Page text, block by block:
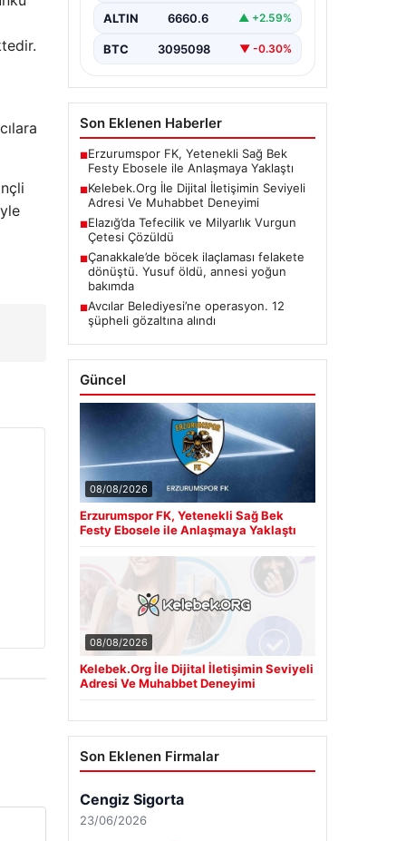
birçok…
ALTIN 6660.6 ▲ +2.59%
BTC 3095098 ▼ -0.30%
Son Eklenen Haberler
■Erzurumspor FK, Yetenekli Sağ Bek
Festy Ebosele ile Anlaşmaya Yaklaştı
■Kelebek.Org İle Dijital İletişimin Seviyeli
Adresi Ve Muhabbet Deneyimi
■Elazığ’da Tefecilik ve Milyarlık Vurgun
Çetesi Çözüldü
■Çanakkale’de böcek ilaçlaması felakete
dönüştü. Yusuf öldü, annesi yoğun
bakımda
■Avcılar Belediyesi’ne operasyon. 12
şüpheli gözaltına alındı
Güncel
08/08/2026
Erzurumspor FK, Yetenekli Sağ Bek
Festy Ebosele ile Anlaşmaya Yaklaştı
08/08/2026
Kelebek.Org İle Dijital İletişimin Seviyeli
Adresi Ve Muhabbet Deneyimi
Son Eklenen Firmalar